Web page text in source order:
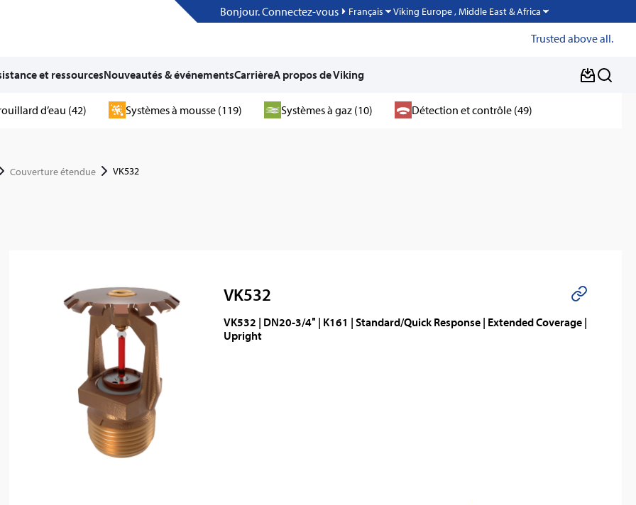
Bonjour. Connectez-vous Français Viking Europe , Middle East & Africa
Trusted above all.
et ressourcesNouveautés & événementsCarrièreA propos de Viking
d’eau (42) Systèmes à mousse (119) Systèmes à gaz (10) Détection et contrôle (49)
Couverture étendue VK532
VK532
VK532 | DN20-3/4″ | K161 | Standard/Quick Response | Extended Coverage |
Upright